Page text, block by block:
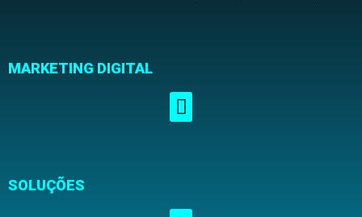
MARKETING DIGITAL
SOLUÇÕES